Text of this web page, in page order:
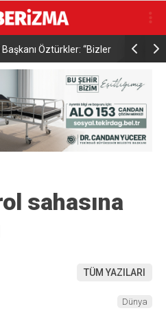
Öztürkler: “Bizler
uluslararası
sahasına
TÜM YAZILARI
Dünya